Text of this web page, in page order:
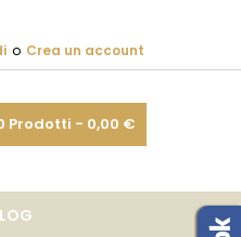
o Crea un account
Prodotti - 0,00 €